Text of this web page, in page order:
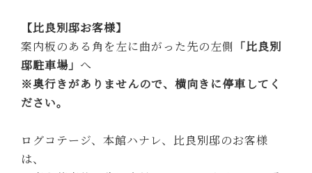
【比良別邸お客様】
案内板のある角を左に曲がった先の左側 「比良別
邸駐車場」 へ
※奥行きがありませんので、横向きに停車してく
ださい。
ログコテージ、本館ハナレ、比良別邸のお客様
は、